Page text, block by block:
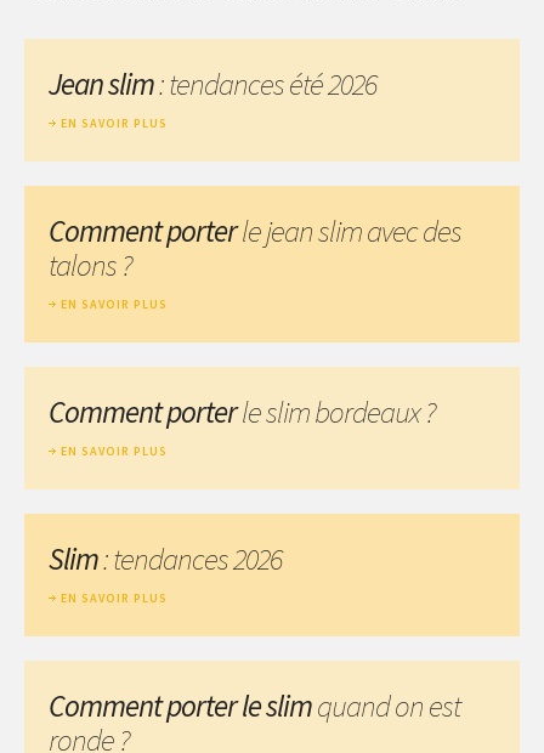
Jean slim: tendances été 2026
EN SAVOIR PLUS
Comment porterle jean slim avec des
talons ?
EN SAVOIR PLUS
Comment porterle slim bordeaux ?
EN SAVOIR PLUS
Slim: tendances 2026
EN SAVOIR PLUS
Comment porter le slimquand on est
ronde ?